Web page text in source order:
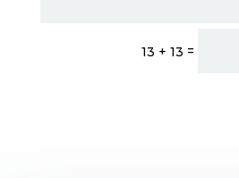
13 + 13 =